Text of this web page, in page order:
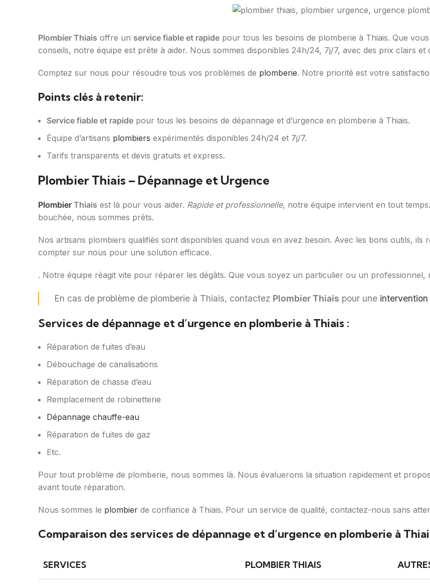
Plombier Thiais offre un service fiable et rapide pour tous les besoins de plomberie à Thiais. Que
conseils, notre équipe est prête à aider. Nous sommes disponibles 24h/24, 7j/7, avec des prix clairs et
Comptez sur nous pour résoudre tous vos problèmes de plomberie. Notre priorité est votre
Points clés à retenir:
Service fiable et rapide pour tous les besoins de dépannage et d’urgence en plomberie à Thiais.
Équipe d’artisans plombiers expérimentés disponibles 24h/24 et 7j/7.
Tarifs transparents et devis gratuits et express.
Plombier Thiais – Dépannage et Urgence
Plombier Thiais est là pour vous aider. Rapide et professionnelle, notre équipe intervient en tout
bouchée, nous sommes prêts.
Nos artisans plombiers qualifiés sont disponibles quand vous en avez besoin. Avec les bons outils,
compter sur nous pour une solution efficace.
. Notre équipe réagit vite pour réparer les dégâts. Que vous soyez un particulier ou un professionnel,
En cas de problème de plomberie à Thiais, contactez Plombier Thiais pour une
Services de dépannage et d’urgence en plomberie à Thiais :
Réparation de fuites d’eau
Débouchage de canalisations
Réparation de chasse d’eau
Remplacement de robinetterie
Dépannage chauffe-eau
Réparation de fuites de gaz
Etc.
Pour tout problème de plomberie, nous sommes là. Nous évaluerons la situation rapidement et
avant toute réparation.
Nous sommes le plombier de confiance à Thiais. Pour un service de qualité, contactez-nous sans
Comparaison des services de dépannage et d’urgence en plomberie à
SERVICES PLOMBIER THIAIS